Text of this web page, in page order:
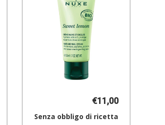
€11,00
Senza obbligo di ricetta